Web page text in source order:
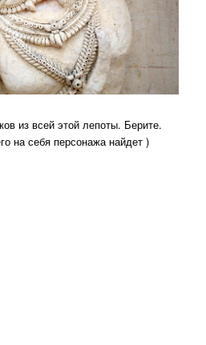
из всей этой лепоты. Берите.
на себя персонажа найдет )